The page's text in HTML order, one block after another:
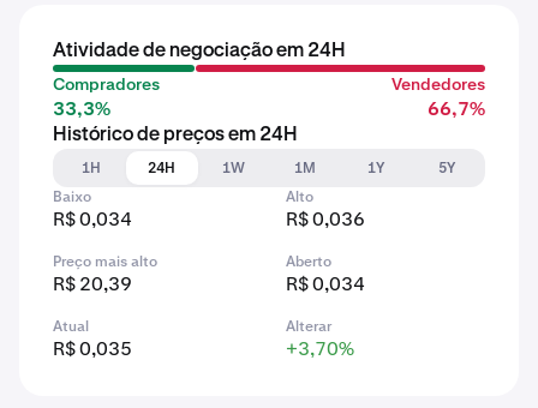
Atividade de negociação em 24H
Compradores
33,3%
Vendedores
66,7%
Histórico de preços em 24H
1H
24H 1W 1M 1Y
5Y
Baixo
R$ 0,034
Alto
R$ 0,036
Preço mais alto
R$ 20,39
Aberto
R$ 0,034
Atual
R$ 0,035
Alterar
+3,70%